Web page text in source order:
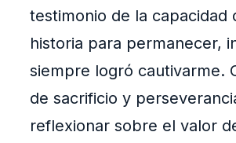
testimonio de la capacidad
historia para permanecer,
siempre logró cautivarme.
de sacrificio y
reflexionar sobre el valor